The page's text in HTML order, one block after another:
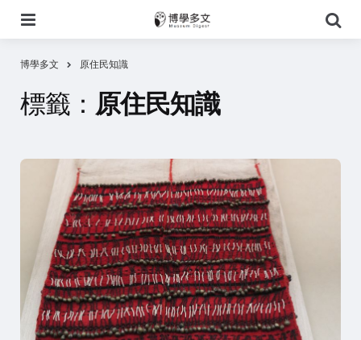
尋
博學多文 原住民知識
標籤： 原住民知識